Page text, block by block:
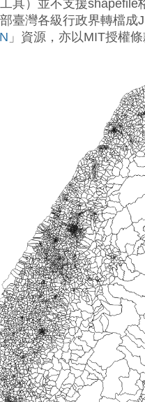
具）並不支援shapefile
臺灣各級行政界轉檔成
」資源，亦以MIT授權